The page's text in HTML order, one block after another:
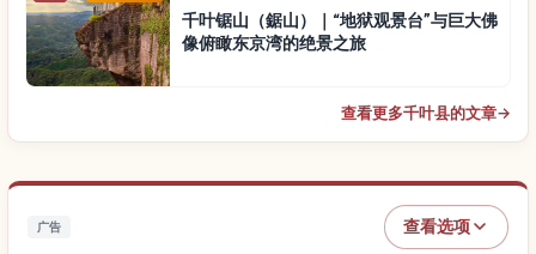
千叶锯山（鋸山）｜“地狱观景台”与巨大佛
像俯瞰东京湾的绝景之旅
查看更多千叶县的文章→
广告 查看选项